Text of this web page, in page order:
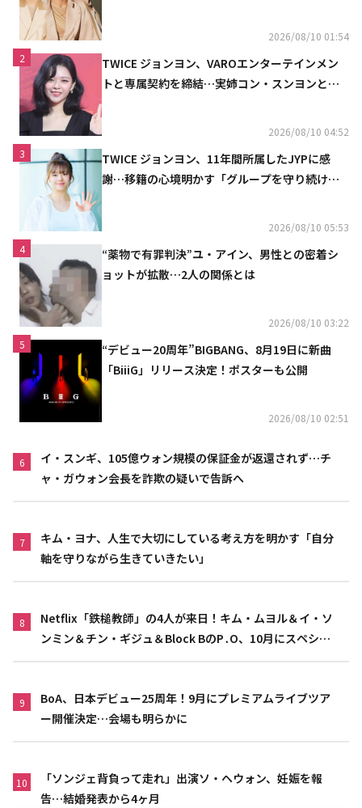
2026/08/10 01:54
2
TWICE ジョンヨン、VAROエンターテインメン
トと専属契約を締結…実姉コン・スンヨンと同
2026/08/10 04:52
3
TWICE ジョンヨン、11年間所属したJYPに感
謝…移籍の心境明かす「グループを守り続け
2026/08/10 05:53
4
“薬物で有罪判決”ユ・アイン、男性との密着シ
ョットが拡散…2人の関係とは
2026/08/10 03:22
5
“デビュー20周年”BIGBANG、8月19日に新曲
「BiiiG」リリース決定！ポスターも公開
2026/08/10 02:51
6
イ・スンギ、105億ウォン規模の保証金が返還されず…チ
ャ・ガウォン会長を詐欺の疑いで告訴へ
7
キム・ヨナ、人生で大切にしている考え方を明かす「自分
軸を守りながら生きていきたい」
8
Netflix「鉄槌教師」の4人が来日！キム・ムヨル＆イ・ソ
ンミン＆チン・ギジュ＆Block BのP․O、10月にスペシャ
9
BoA、日本デビュー25周年！9月にプレミアムライブツア
ー開催決定…会場も明らかに
10
「ソンジェ背負って走れ」出演ソ・ヘウォン、妊娠を報
告…結婚発表から4ヶ月